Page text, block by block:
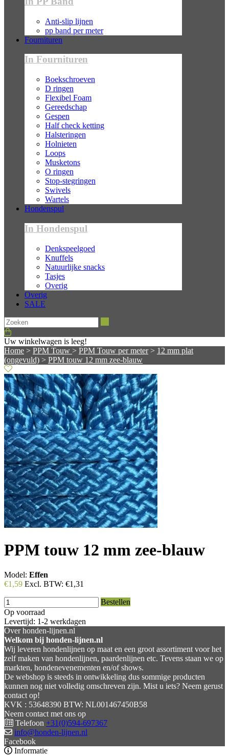
Anti-slip lijnen
pp band per meter
Fournituren
In Fournituren
Boekschroeven
D ringen
Flexibel Foam
Gereedschap
Gespen
Half check ketting
Halsteringen
Holnieten
Loops
Musketons
O ringen
Stop-stegringen
Swivels
Wartels
Hondenspul
In Hondenspul
Denkspeelgoed
Knuffels
Natuurlijke snacks
Tasjes
Overig
Overig
SALE
Uw winkelwagen is leeg!
Home > PPM Touw > PPM Touw per meter> 12 mm plat
(ongevuld) > PPM touw 12 mm zee-blauw
PPM touw 12 mm zee-blauw
Model: Effen
€1,59 Excl. BTW: €1,31
Bestellen
Op voorraad
Levertijd: 1-2 werkdagen
Over honden-lijnen.nl
Welkom bij honden-lijnen.nl
Wij leveren hondenlijnen op maat en een groot assortiment voor het
zelf maken van hondenlijnen, paardenlijnen etc. Tevens staan we op
markten, hondenevenementen en/of shows.
De webshop is steeds in ontwikkeling dus sommige producten
kunnen nog niet volledig omschreven zijn. Mist u iets? Neem gerust
contact op!
KVK : 53648390 BTW: NL001467450B58
Neem contact met ons op
Telefoon +31(0)594-697367
info@honden-lijnen.nl
Facebook
Informatie